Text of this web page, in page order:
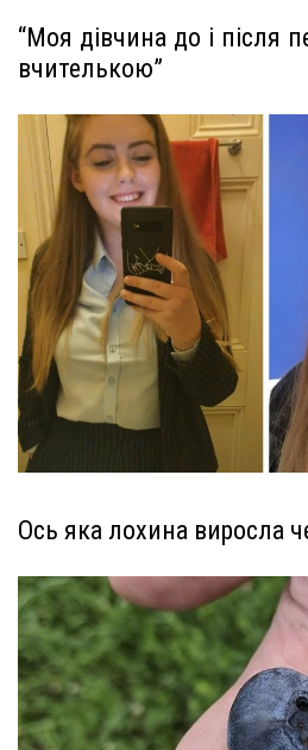
“Моя дівчина до і після
вчителькою”
Ось яка лохина виросла